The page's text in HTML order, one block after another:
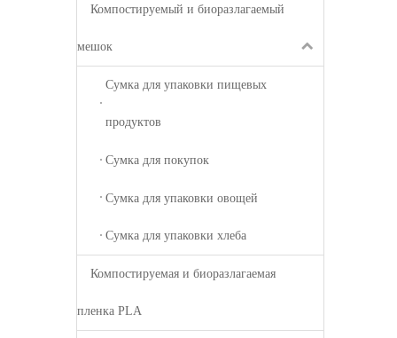
Компостируемый и биоразлагаемый
мешок
Сумка для упаковки пищевых
продуктов
Сумка для покупок
Сумка для упаковки овощей
Сумка для упаковки хлеба
Компостируемая и биоразлагаемая
пленка PLA